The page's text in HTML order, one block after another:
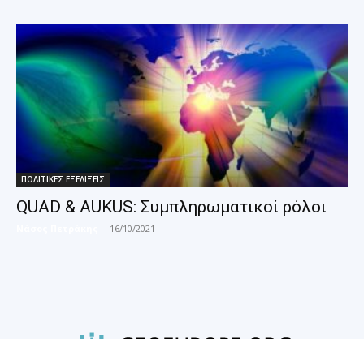
ΠΟΛΙΤΙΚΕΣ ΕΞΕΛΙΞΕΙΣ
QUAD & AUKUS: Συμπληρωματικοί ρόλοι
- 16/10/2021